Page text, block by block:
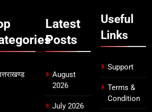
ब्लैक स्पॉट होंगे सुरक्षित, हर माह होगी
उत्तराखण्ड
Latest
Posts
August
2026
July 2026
Useful
Links
Support
Terms &
Condition